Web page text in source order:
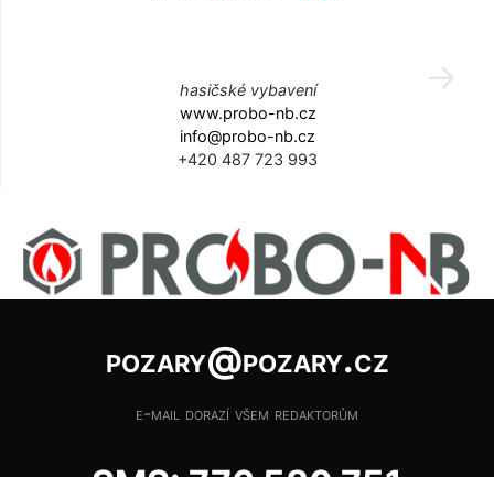
hasičské vybavení
www.probo-nb.cz
info@probo-nb.cz
+420 487 723 993
pozary@pozary.cz
e-mail dorazí všem redaktorům